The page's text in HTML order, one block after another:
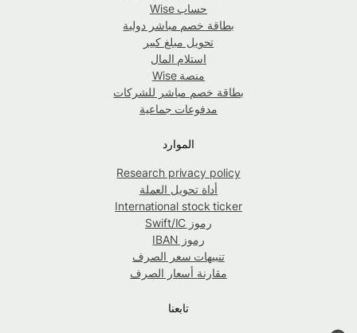
حساب Wise
بطاقة خصم مباشر دولية
تحويل مبلغ كبير
استلام المال
منصة Wise
بطاقة خصم مباشر للشركات
مدفوعات جماعية
الموارد
Research privacy policy
أداة تحويل العملة
International stock ticker
رموز Swift/IC
رموز IBAN
تنبيهات سعر الصرف
مقارنة أسعار الصرف
تابعنا